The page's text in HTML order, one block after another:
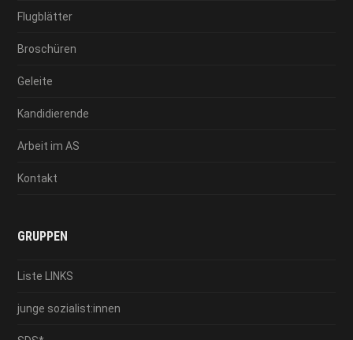
Flugblätter
Broschüren
Geleite
Kandidierende
Arbeit im AS
Kontakt
GRUPPEN
Liste LINKS
junge sozialist:innen